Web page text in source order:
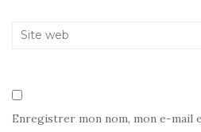
Enregistrer mon nom, mon e-mail